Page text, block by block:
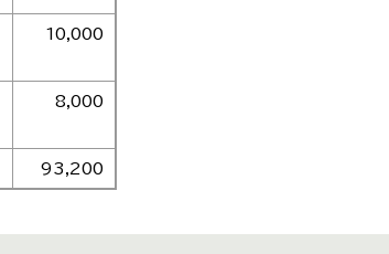
10,000
8,000
93,200